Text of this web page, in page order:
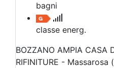
bagni
classe energ.
BOZZANO AMPIA CASA
RIFINITURE -